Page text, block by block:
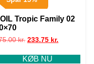
Tropic Family 02
kr. 233.75 kr.
KØB NU